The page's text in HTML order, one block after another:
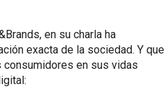
en su charla ha
exacta de la sociedad. Y que
consumidores en sus vidas